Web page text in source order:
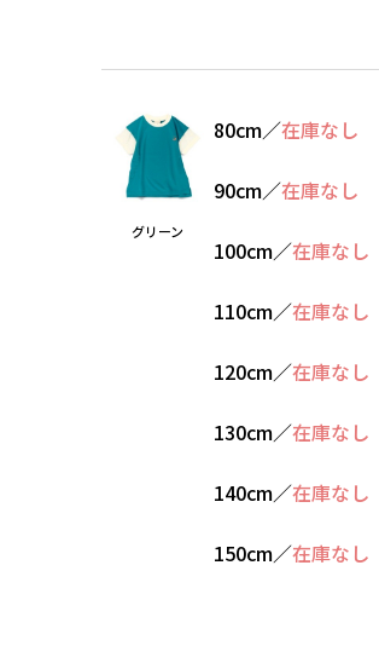
グリーン
80cm／在庫なし
90cm／在庫なし
100cm／在庫なし
110cm／在庫なし
120cm／在庫なし
130cm／在庫なし
140cm／在庫なし
150cm／在庫なし